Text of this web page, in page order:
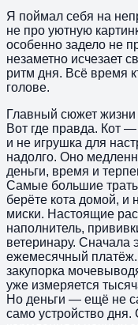
Я поймал себя на
не про уютную
особенно задело не
незаметно исчезает
ритм дня. Всё время
голове.
Главный сюжет
Вот где правда. Кот
и не игрушка для
надолго. Оно
деньги, время и
Самые большие
берёте кота домой, и
миски. Настоящие
наполнитель,
ветеринару. Сначала
ежемесячный
закупорка
уже измеряется
Но деньги — ещё не
само устройство дня.